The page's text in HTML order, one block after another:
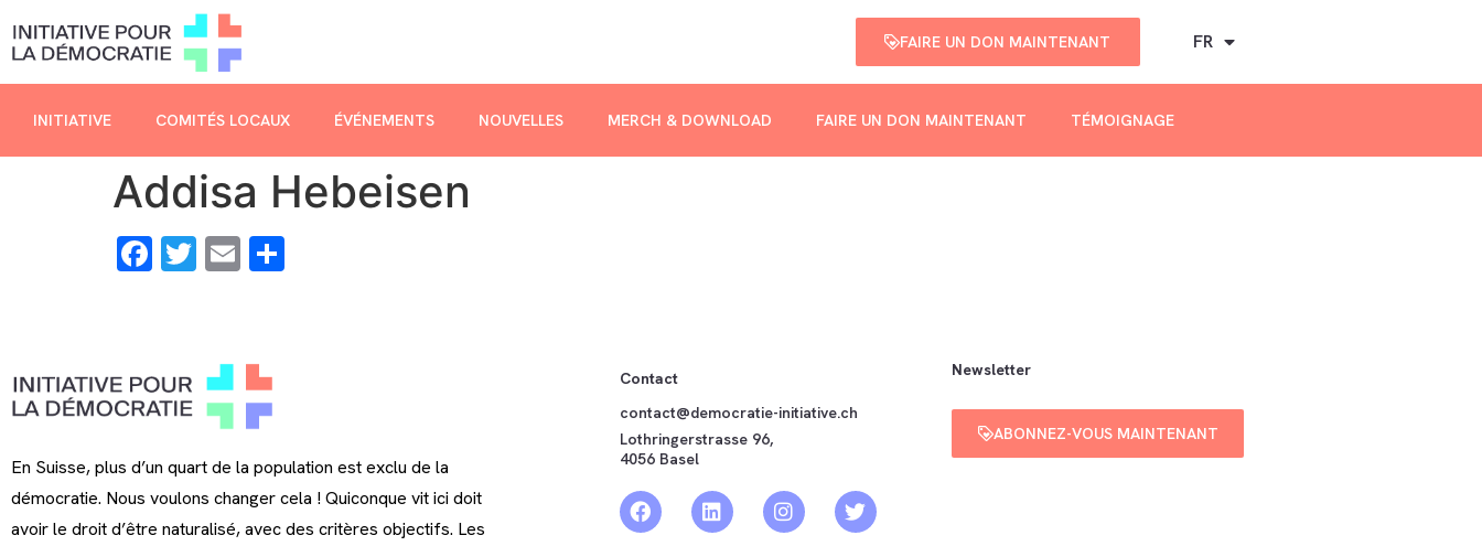
FAIRE UN DON MAINTENANT FR
INITIATIVE COMITÉS LOCAUX ÉVÉNEMENTS NOUVELLES MERCH & DOWNLOAD FAIRE UN DON MAINTENANT TÉMOIGNAGE
Addisa Hebeisen
Facebook
Twitter
Email
En Suisse, plus d’un quart de la population est exclu de la
démocratie. Nous voulons changer cela ! Quiconque vit ici doit
avoir le droit d’être naturalisé, avec des critères objectifs. Les
Contact
contact@democratie-initiative.ch
Lothringerstrasse 96,
4056 Basel
Newsletter
ABONNEZ-VOUS MAINTENANT